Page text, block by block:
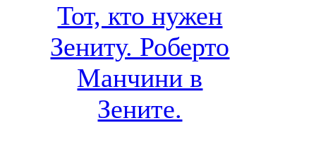
Тот, кто нужен
Зениту. Роберто
Манчини в
Зените.